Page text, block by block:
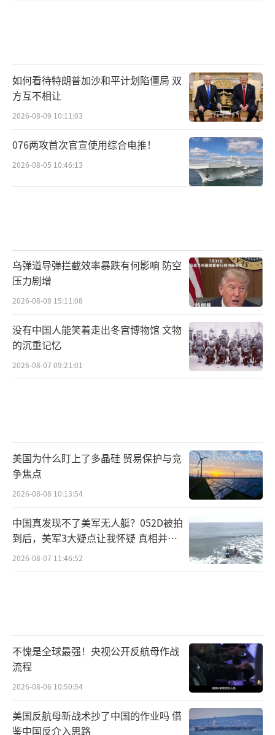
如何看待特朗普加沙和平计划陷僵局 双
方互不相让
2026-08-09 10:11:03
076两攻首次官宣使用综合电推！
2026-08-05 10:46:13
乌弹道导弹拦截效率暴跌有何影响 防空
压力剧增
2026-08-08 15:11:08
没有中国人能笑着走出冬宫博物馆 文物
的沉重记忆
2026-08-07 09:21:01
美国为什么盯上了多晶硅 贸易保护与竞
争焦点
2026-08-08 10:13:54
中国真发现不了美军无人艇？052D被拍
到后，美军3大疑点让我怀疑 真相并非
如此
2026-08-07 11:46:52
不愧是全球最强！央视公开反航母作战
流程
2026-08-06 10:50:54
美国反航母新战术抄了中国的作业吗 借
鉴中国反介入思路